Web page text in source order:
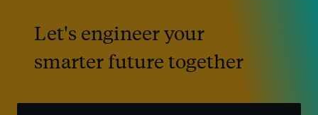
Let's engineer your
smarter future together